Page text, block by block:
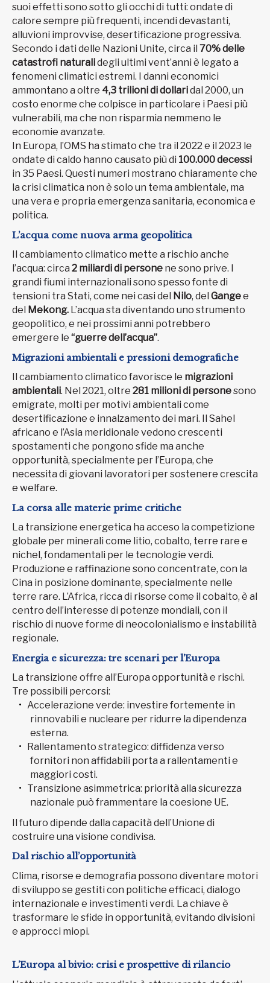
suoi effetti sono sotto gli occhi di tutti: ondate di
calore sempre più frequenti, incendi devastanti,
alluvioni improvvise, desertificazione progressiva.
Secondo i dati delle Nazioni Unite, circa il 70% delle
catastrofi naturalidegli ultimi vent’anni è legato a
fenomeni climatici estremi. I danni economici
ammontano a oltre 4,3 trilioni di dollaridal 2000, un
costo enorme che colpisce in particolare i Paesi più
vulnerabili, ma che non risparmia nemmeno le
economie avanzate.
In Europa, l’OMS ha stimato che tra il 2022 e il 2023 le
ondate di caldo hanno causato più di 100.000 decessi
in 35 Paesi. Questi numeri mostrano chiaramente che
la crisi climatica non è solo un tema ambientale, ma
una vera e propria emergenza sanitaria, economica e
politica.
L’acqua come nuova arma geopolitica
Il cambiamento climatico mette a rischio anche
l’acqua: circa 2 miliardi di persone ne sono prive. I
grandi fiumi internazionali sono spesso fonte di
tensioni tra Stati, come nei casi del Nilo, del Gangee
del Mekong. L’acqua sta diventando uno strumento
geopolitico, e nei prossimi anni potrebbero
emergere le “guerre dell’acqua”.
Migrazioni ambientali e pressioni demografiche
Il cambiamento climatico favorisce le migrazioni
ambientali. Nel 2021, oltre 281 milioni di personesono
emigrate, molti per motivi ambientali come
desertificazione e innalzamento dei mari. Il Sahel
africano e l’Asia meridionale vedono crescenti
spostamenti che pongono sfide ma anche
opportunità, specialmente per l’Europa, che
necessita di giovani lavoratori per sostenere crescita
e welfare.
La corsa alle materie prime critiche
La transizione energetica ha acceso la competizione
globale per minerali come litio, cobalto, terre rare e
nichel, fondamentali per le tecnologie verdi.
Produzione e raffinazione sono concentrate, con la
Cina in posizione dominante, specialmente nelle
terre rare. L’Africa, ricca di risorse come il cobalto, è al
centro dell’interesse di potenze mondiali, con il
rischio di nuove forme di neocolonialismo e instabilità
regionale.
Energia e sicurezza: tre scenari per l’Europa
La transizione offre all’Europa opportunità e rischi.
Tre possibili percorsi:
Accelerazione verde: investire fortemente in
rinnovabili e nucleare per ridurre la dipendenza
esterna.
Rallentamento strategico: diffidenza verso
fornitori non affidabili porta a rallentamenti e
maggiori costi.
Transizione asimmetrica: priorità alla sicurezza
nazionale può frammentare la coesione UE.
Il futuro dipende dalla capacità dell’Unione di
costruire una visione condivisa.
Dal rischio all’opportunità
Clima, risorse e demografia possono diventare motori
di sviluppo se gestiti con politiche efficaci, dialogo
internazionale e investimenti verdi. La chiave è
trasformare le sfide in opportunità, evitando divisioni
e approcci miopi.
L’Europa al bivio: crisi e prospettive di rilancio